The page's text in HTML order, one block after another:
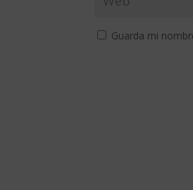
Guarda mi